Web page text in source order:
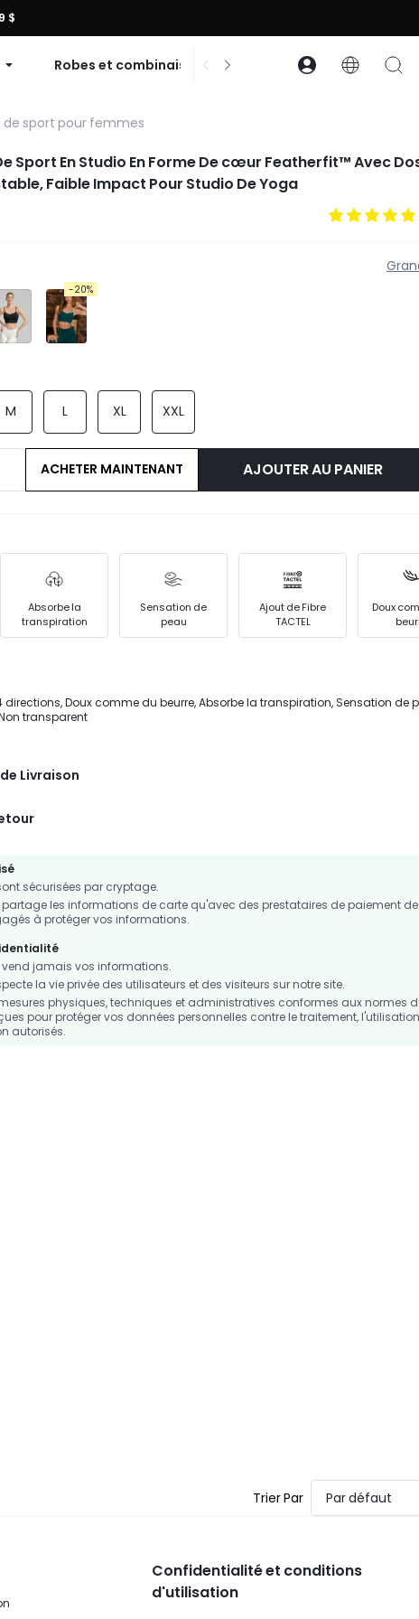
de réduction dès 99 $ d’achat | Code : GLOWNEW
$
Robes et combinaisons Accessoires
sport pour femmes
Sport En Studio En Forme De cœur Featherfit™ Avec
Faible Impact Pour Studio De Yoga
-20%
M L XL XXL
ACHETER MAINTENANT AJOUTER AU PANIER
Absorbe la
transpiration
Sensation de
peau
Ajout de Fibre
TACTEL
Doux
directions, Doux comme du beurre, Absorbe la transpiration, Sensation de
Non transparent
Livraison
sécurisées par cryptage.
partage les informations de carte qu'avec des prestataires de paiement de
à protéger vos informations.
vend jamais vos informations.
la vie privée des utilisateurs et des visiteurs sur notre site.
physiques, techniques et administratives conformes aux normes
pour protéger vos données personnelles contre le traitement,
autorisés.
Trier Par Par défaut
Confidentialité et conditions
d'utilisation